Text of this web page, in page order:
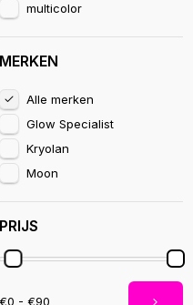
multicolor
MERKEN
Alle merken
Glow Specialist
Kryolan
Moon
PRIJS
€0 - €90